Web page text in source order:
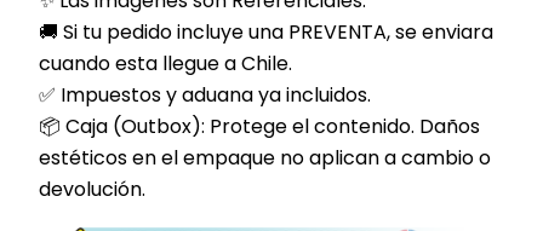
🚚 Si tu pedido incluye una PREVENTA, se enviara
cuando esta llegue a Chile.
✅ Impuestos y aduana ya incluidos.
📦 Caja (Outbox): Protege el contenido. Daños
estéticos en el empaque no aplican a cambio o
devolución.